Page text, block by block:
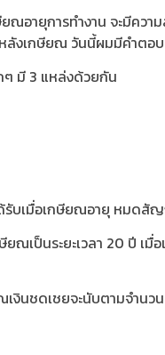
อายุการทำงาน จะมีคว
หลังเกษียณ วันนี้ผมมีคำตอบ
ๆ มี 3 แหล่งด้วยกัน
รับเมื่อเกษียณอายุ หมด
เป็นระยะเวลา 20 ปี เ
งินชดเชยจะนับตามจำ